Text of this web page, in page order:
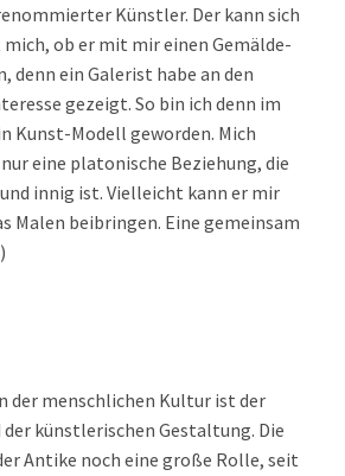
Künstler. Der kann sich
ob er mit mir einen Gemälde-
denn ein Galerist habe an den
gezeigt. So bin ich denn im
Kunst-Modell geworden. Mich
eine platonische Beziehung, die
innig ist. Vielleicht kann er mir
Malen beibringen. Eine gemeinsam
der menschlichen Kultur ist der
künstlerischen Gestaltung. Die
Antike noch eine große Rolle, seit